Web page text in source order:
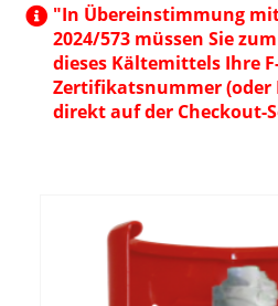
"In Übereinstimmung
2024/573 müssen Sie
dieses Kältemittels Ihre
Zertifikatsnummer (oder
direkt auf der Checkout-